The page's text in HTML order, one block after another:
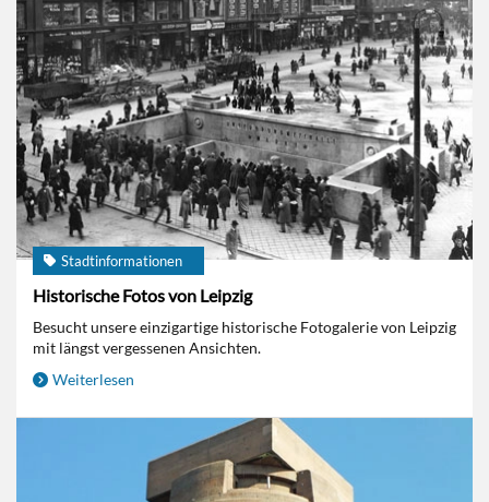
Stadtinformationen
Historische Fotos von Leipzig
Besucht unsere einzigartige historische Fotogalerie von Leipzig
mit längst vergessenen Ansichten.
Weiterlesen